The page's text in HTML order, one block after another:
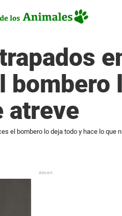
bombero
atreve
el bombero lo deja todo y hace lo que